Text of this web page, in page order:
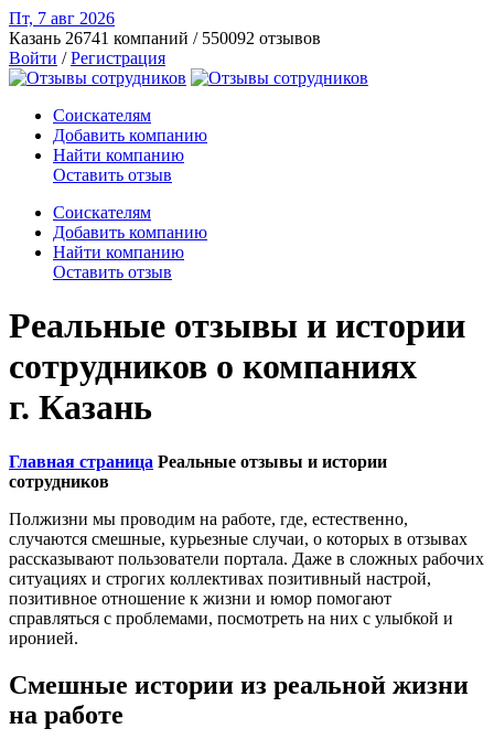
Пт, 7 авг 2026
Казань 26741 компаний / 550092 отзывов
Войти /Регистрация
Соискателям
Добавить компанию
Найти компанию
Оставить отзыв
Соискателям
Добавить компанию
Найти компанию
Оставить отзыв
Реальные отзывы и истории
сотрудников о компаниях
г. Казань
Главная страница Реальные отзывы и истории
сотрудников
Полжизни мы проводим на работе, где, естественно,
случаются смешные, курьезные случаи, о которых в отзывах
рассказывают пользователи портала. Даже в сложных рабочих
ситуациях и строгих коллективах позитивный настрой,
позитивное отношение к жизни и юмор помогают
справляться с проблемами, посмотреть на них с улыбкой и
иронией.
Смешные истории из реальной жизни
на работе